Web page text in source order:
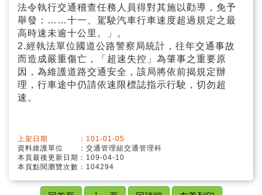
法令執行交通稽查任務人員得對其施以勸導，免予
舉發：……十一、駕駛汽車行車速度超過規定之最
高時速未逾十公里。」。
2.經執法單位國道公路警察局統計，往年交通事故
而造成嚴重傷亡，「超速失控」為肇事之重要原
因，為維護道路交通安全，該局將依前揭規定辦
理，行車途中仍請依速限標誌指示行駛，切勿超
速。
上架日期 ：101-01-05
資料維護單位 ：交通管理組交通管理科
本頁最後更新日期：109-04-10
本頁點閱瀏覽次數：104294